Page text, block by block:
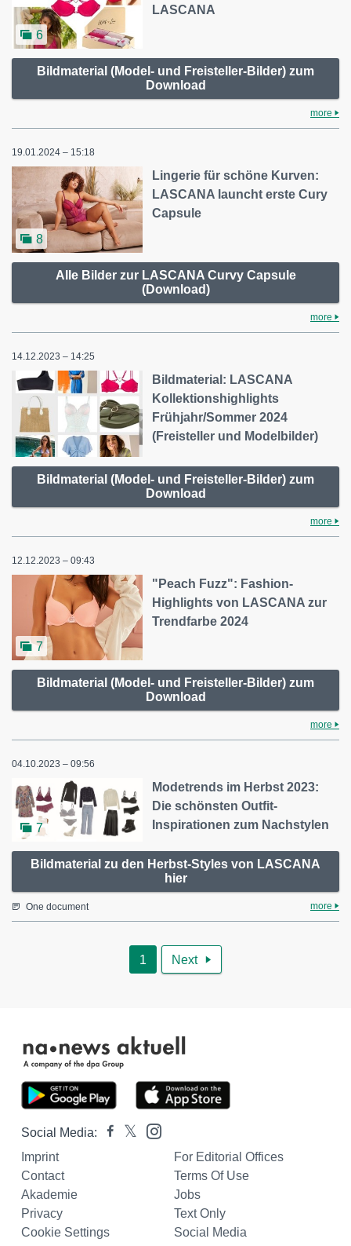
6
LASCANA
Bildmaterial (Model- und Freisteller-Bilder) zum
Download
more
19.01.2024 – 15:18
8
Lingerie für schöne Kurven:
LASCANA launcht erste Cury
Capsule
Alle Bilder zur LASCANA Curvy Capsule
(Download)
more
14.12.2023 – 14:25
Bildmaterial: LASCANA
Kollektionshighlights
Frühjahr/Sommer 2024
(Freisteller und Modelbilder)
Bildmaterial (Model- und Freisteller-Bilder) zum
Download
more
12.12.2023 – 09:43
7
"Peach Fuzz": Fashion-
Highlights von LASCANA zur
Trendfarbe 2024
Bildmaterial (Model- und Freisteller-Bilder) zum
Download
more
04.10.2023 – 09:56
7
Modetrends im Herbst 2023:
Die schönsten Outfit-
Inspirationen zum Nachstylen
Bildmaterial zu den Herbst-Styles von LASCANA
hier
One document more
1 Next 
Social Media:
Imprint
For Editorial Offices
Contact
Terms Of Use
Akademie
Jobs
Privacy
Text Only
Cookie Settings
Social Media